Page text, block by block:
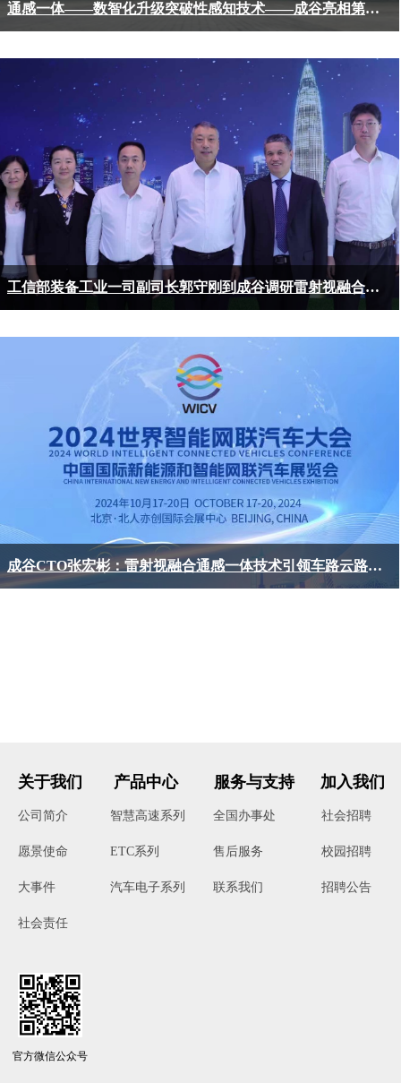
通感一体——数智化升级突破性感知技术——成谷亮相第二十八届高速公路信息化大会
工信部装备工业一司副司长郭守刚到成谷调研雷射视融合通感一体技术
成谷CTO张宏彬：雷射视融合通感一体技术引领车路云路侧数据质量里程碑式突破
公司简介
愿景使命
大事件
社会责任
关于我们
智慧高速系列
ETC系列
汽车电子系列
产品中心
全国办事处
售后服务
联系我们
服务与支持
社会招聘
校园招聘
招聘公告
加入我们
官方微信公众号